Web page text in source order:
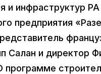
и инфраструктур
предприятия
Салан и директор